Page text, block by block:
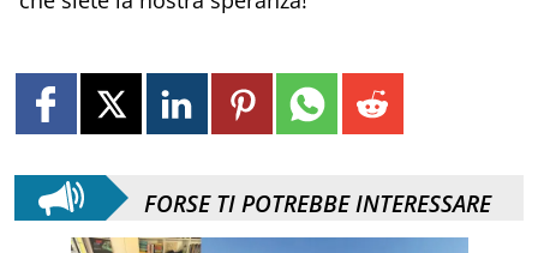
FORSE TI POTREBBE INTERESSARE